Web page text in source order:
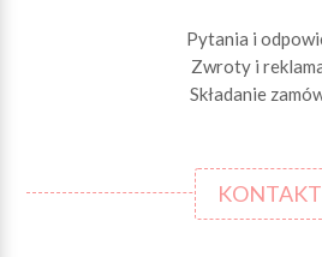
Pytania i
Zwroty i
Składanie
KONTAKT